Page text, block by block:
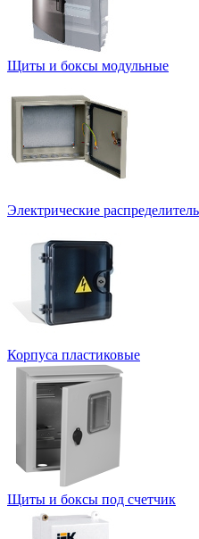
Щиты и боксы модульные
Электрические
Корпуса пластиковые
Щиты и боксы под счетчик